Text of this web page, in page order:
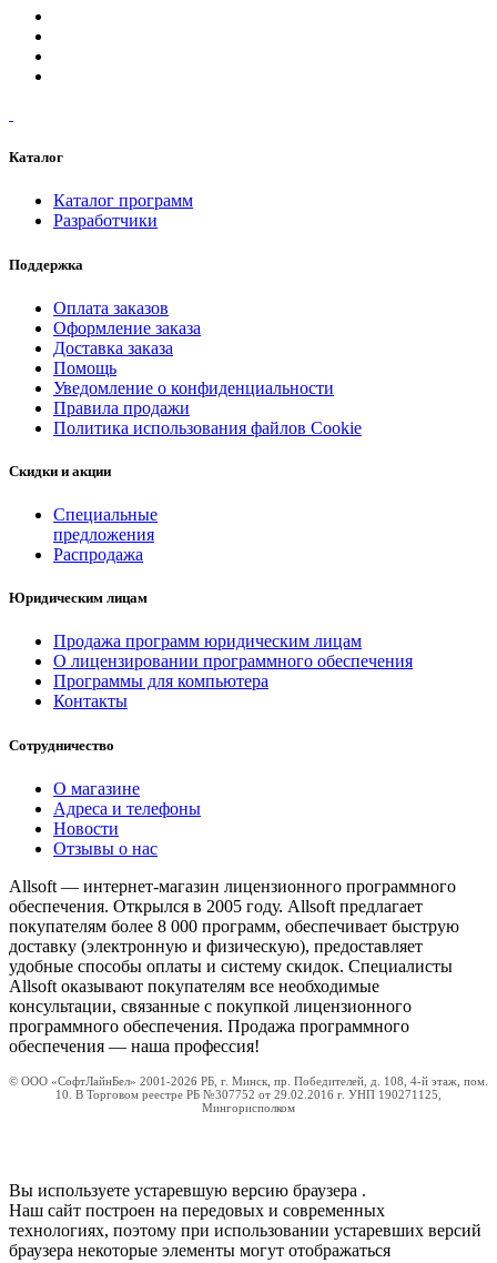
Каталог
Каталог программ
Разработчики
Поддержка
Оплата заказов
Оформление заказа
Доставка заказа
Помощь
Уведомление о конфиденциальности
Правила продажи
Политика использования файлов Cookie
Скидки и акции
Специальные
предложения
Распродажа
Юридическим лицам
Продажа программ юридическим лицам
О лицензировании программного обеспечения
Программы для компьютера
Контакты
Сотрудничество
О магазине
Адреса и телефоны
Новости
Отзывы о нас
Allsoft — интернет-магазин лицензионного программного
обеспечения. Открылся в 2005 году. Allsoft предлагает
покупателям более 8 000 программ, обеспечивает быструю
доставку (электронную и физическую), предоставляет
удобные способы оплаты и систему скидок. Специалисты
Allsoft оказывают покупателям все необходимые
консультации, связанные с покупкой лицензионного
программного обеспечения. Продажа программного
обеспечения — наша профессия!
© ООО «СофтЛайнБел» 2001-2026 РБ, г. Минск, пр. Победителей, д. 108, 4-й этаж, пом.
10. В Торговом реестре РБ №307752 от 29.02.2016 г. УНП 190271125,
Мингорисполком
Вы используете устаревшую версию браузера .
Наш сайт построен на передовых и современных
технологиях, поэтому при использовании устаревших версий
браузера некоторые элементы могут отображаться